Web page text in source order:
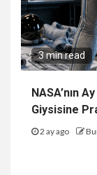
3 min read
NASA’nın
Giysisine
2 ay ago